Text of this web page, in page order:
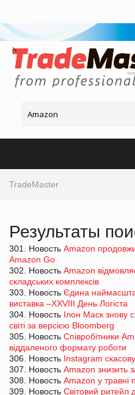
TradeMaster
Результаты
301. Новость Amazon
Amazon Go
302. Новость Amazon
складських комплексів
303. Новость Єдина
виставка –XXVIII День Логіста
304. Новость Ілон Маск знову
світі за версією Bloomberg
305. Новость Співробітники
віддаленого формату роботи
306. Новость Instagram
307. Новость Amazon знизить
308. Новость Amazon у травні
309. Новость Світовий ритейл